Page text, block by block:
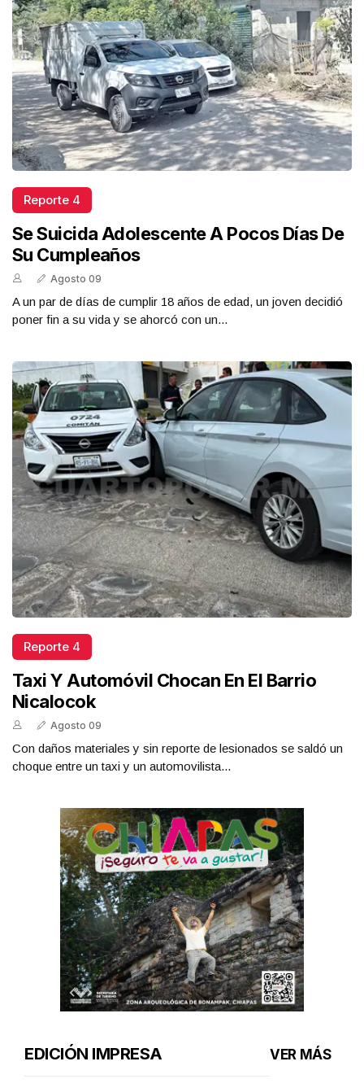
Reporte 4
Se Suicida Adolescente A Pocos Días De
Su Cumpleaños
Agosto 09
A un par de días de cumplir 18 años de edad, un joven decidió
poner fin a su vida y se ahorcó con un...
Reporte 4
Taxi Y Automóvil Chocan En El Barrio
Nicalocok
Agosto 09
Con daños materiales y sin reporte de lesionados se saldó un
choque entre un taxi y un automovilista...
EDICIÓN IMPRESA VER MÁS